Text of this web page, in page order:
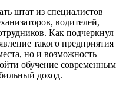
штат из специалистов
водителей,
Как подчеркнул
такого предприятия
но и возможность
обучение современным
доход.